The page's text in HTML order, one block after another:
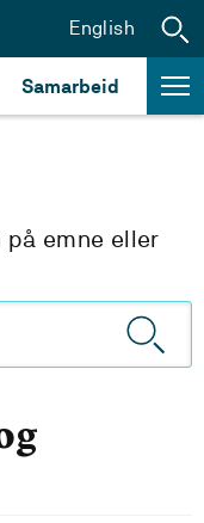
Samarbeid
English
emne eller